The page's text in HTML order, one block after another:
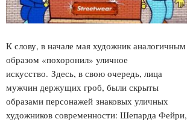
К слову, в начале мая художник аналогичным
образом «похоронил» уличное
искусство. Здесь, в свою очередь, лица
мужчин держущих гроб, были скрыты
образами персонажей знаковых уличных
художников современности: Шепарда Фейри,